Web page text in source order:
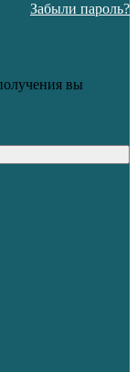
Забыли пароль?
вы